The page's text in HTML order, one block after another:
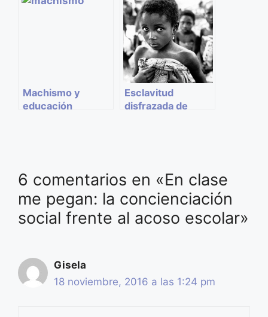
de consumo
Asher
Machismo y
educación
Esclavitud
disfrazada de
6 comentarios en «En clase
me pegan: la concienciación
social frente al acoso escolar»
Gisela
18 noviembre, 2016 a las 1:24 pm